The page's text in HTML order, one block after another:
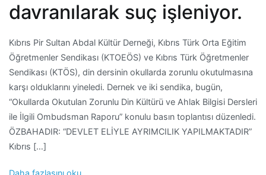
davranılarak suç işleniyor.
Kıbrıs Pir Sultan Abdal Kültür Derneği, Kıbrıs Türk Orta Eğitim
Öğretmenler Sendikası (KTOEÖS) ve Kıbrıs Türk Öğretmenler
Sendikası (KTÖS), din dersinin okullarda zorunlu okutulmasına
karşı olduklarını yineledi. Dernek ve iki sendika, bugün,
“Okullarda Okutulan Zorunlu Din Kültürü ve Ahlak Bilgisi Dersleri
ile İlgili Ombudsman Raporu” konulu basın toplantısı düzenledi.
ÖZBAHADIR: “DEVLET ELİYLE AYRIMCILIK YAPILMAKTADIR”
Kıbrıs […]
Daha fazlasını oku